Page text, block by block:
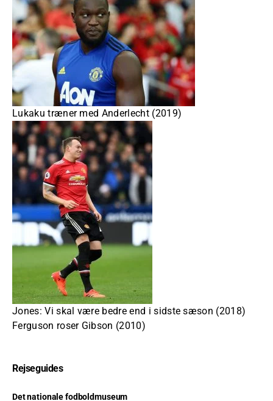
Lukaku træner med Anderlecht (2019)
Jones: Vi skal være bedre end i sidste sæson (2018)
Ferguson roser Gibson (2010)
Rejseguides
Det nationale fodboldmuseum